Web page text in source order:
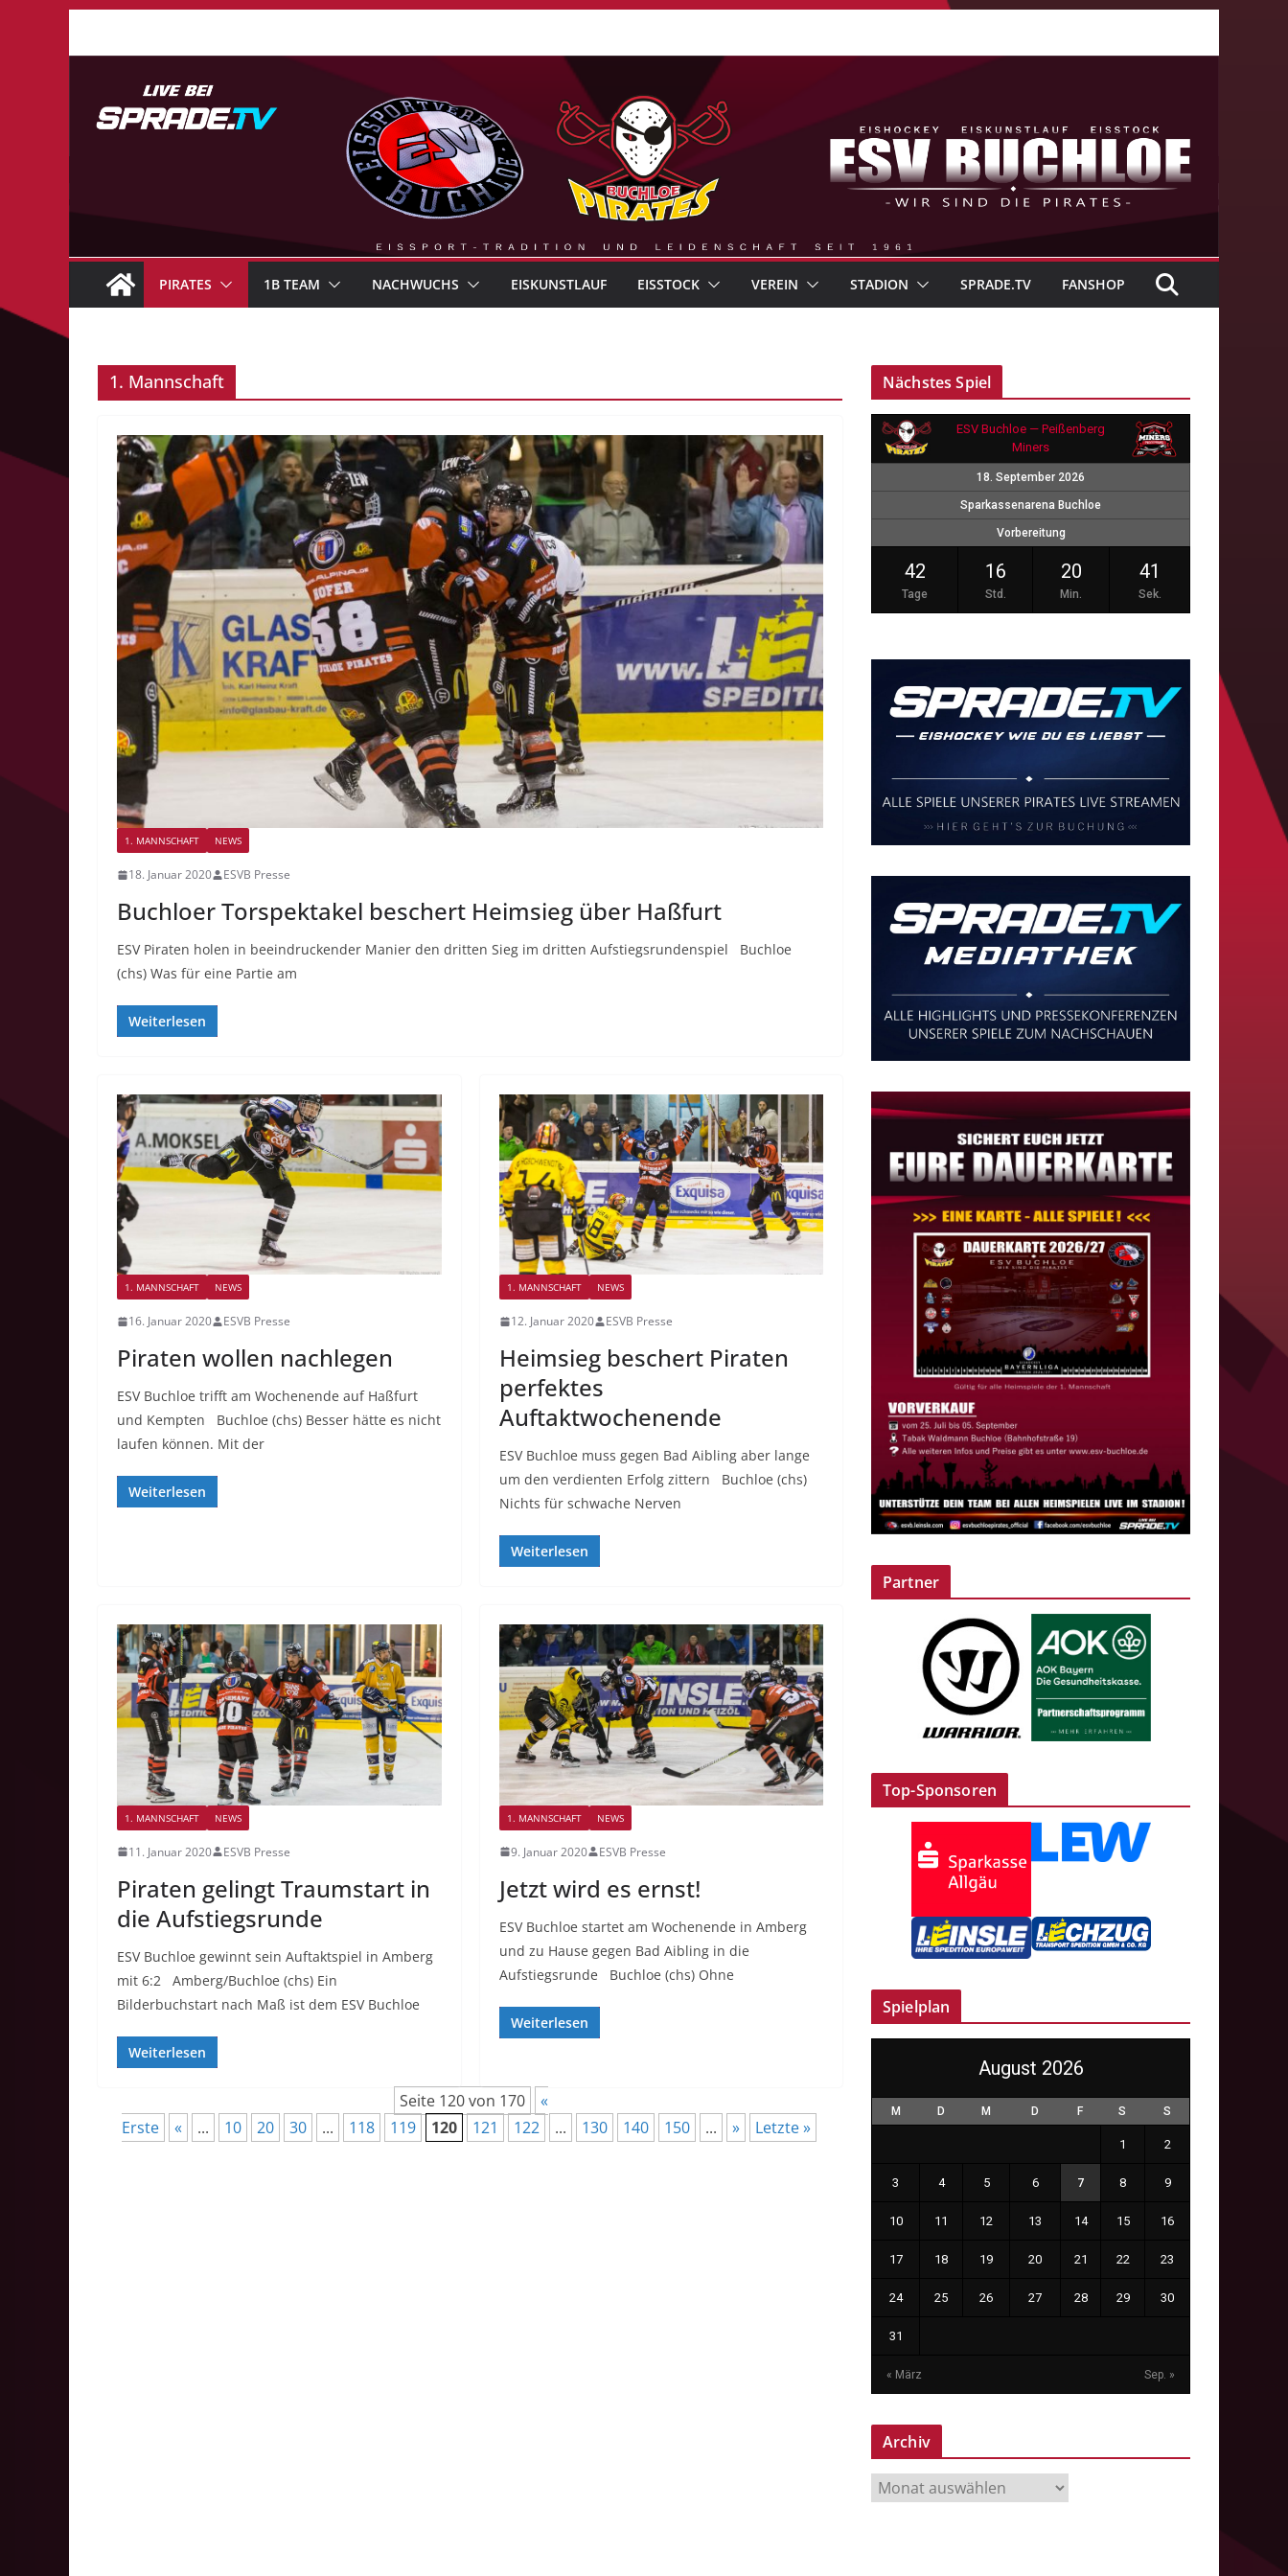
PIRATES 1B TEAM NACHWUCHS EISKUNSTLAUF EISSTOCK VEREIN STADION SPRADE.TV FANSHOP
1. Mannschaft
1. MANNSCHAFT NEWS
18. Januar 2020 ESVB Presse
Buchloer Torspektakel beschert Heimsieg über Haßfurt
ESV Piraten holen in beeindruckender Manier den dritten Sieg im dritten Aufstiegsrundenspiel Buchloe
(chs) Was für eine Partie am
Weiterlesen
1. MANNSCHAFT NEWS
16. Januar 2020 ESVB Presse
Piraten wollen nachlegen
ESV Buchloe trifft am Wochenende auf Haßfurt
und Kempten Buchloe (chs) Besser hätte es nicht
laufen können. Mit der
Weiterlesen
1. MANNSCHAFT NEWS
12. Januar 2020 ESVB Presse
Heimsieg beschert Piraten
perfektes
Auftaktwochenende
ESV Buchloe muss gegen Bad Aibling aber lange
um den verdienten Erfolg zittern Buchloe (chs)
Nichts für schwache Nerven
Weiterlesen
1. MANNSCHAFT NEWS
11. Januar 2020 ESVB Presse
Piraten gelingt Traumstart in
die Aufstiegsrunde
ESV Buchloe gewinnt sein Auftaktspiel in Amberg
mit 6:2 Amberg/Buchloe (chs) Ein
Bilderbuchstart nach Maß ist dem ESV Buchloe
Weiterlesen
1. MANNSCHAFT NEWS
9. Januar 2020 ESVB Presse
Jetzt wird es ernst!
ESV Buchloe startet am Wochenende in Amberg
und zu Hause gegen Bad Aibling in die
Aufstiegsrunde Buchloe (chs) Ohne
Weiterlesen
Seite 120 von 170
«
Erste
« ... 10 20 30 ... 118 119 120 121 122 ... 130 140 150 ... » Letzte »
Nächstes Spiel
ESV Buchloe — Peißenberg
Miners
18. September 2026
Sparkassenarena Buchloe
Vorbereitung
42
Tage
16
Std.
20
Min.
40
Sek.
Partner
Top-Sponsoren
Spielplan
August 2026
M D M D F S S
« März Sep. »
1 2
3 4 5 6 7 8 9
10 11 12 13 14 15 16
17 18 19 20 21 22 23
24 25 26 27 28 29 30
31
Archiv